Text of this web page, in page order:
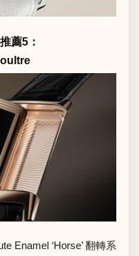
薦5：
Enamel ‘Horse’ 翻轉系